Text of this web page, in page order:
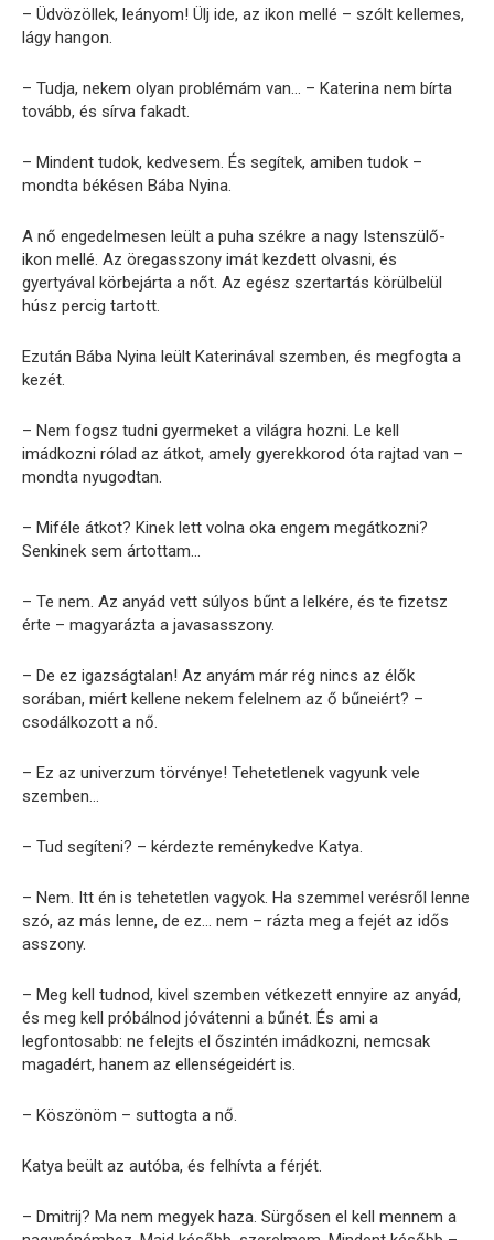
– Üdvözöllek, leányom! Ülj ide, az ikon mellé – szólt kellemes,
lágy hangon.
– Tudja, nekem olyan problémám van… – Katerina nem bírta
tovább, és sírva fakadt.
– Mindent tudok, kedvesem. És segítek, amiben tudok –
mondta békésen Bába Nyina.
A nő engedelmesen leült a puha székre a nagy Istenszülő-
ikon mellé. Az öregasszony imát kezdett olvasni, és
gyertyával körbejárta a nőt. Az egész szertartás körülbelül
húsz percig tartott.
Ezután Bába Nyina leült Katerinával szemben, és megfogta a
kezét.
– Nem fogsz tudni gyermeket a világra hozni. Le kell
imádkozni rólad az átkot, amely gyerekkorod óta rajtad van –
mondta nyugodtan.
– Miféle átkot? Kinek lett volna oka engem megátkozni?
Senkinek sem ártottam…
– Te nem. Az anyád vett súlyos bűnt a lelkére, és te fizetsz
érte – magyarázta a javasasszony.
– De ez igazságtalan! Az anyám már rég nincs az élők
sorában, miért kellene nekem felelnem az ő bűneiért? –
csodálkozott a nő.
– Ez az univerzum törvénye! Tehetetlenek vagyunk vele
szemben…
– Tud segíteni? – kérdezte reménykedve Katya.
– Nem. Itt én is tehetetlen vagyok. Ha szemmel verésről lenne
szó, az más lenne, de ez… nem – rázta meg a fejét az idős
asszony.
– Meg kell tudnod, kivel szemben vétkezett ennyire az anyád,
és meg kell próbálnod jóvátenni a bűnét. És ami a
legfontosabb: ne felejts el őszintén imádkozni, nemcsak
magadért, hanem az ellenségeidért is.
– Köszönöm – suttogta a nő.
Katya beült az autóba, és felhívta a férjét.
– Dmitrij? Ma nem megyek haza. Sürgősen el kell mennem a